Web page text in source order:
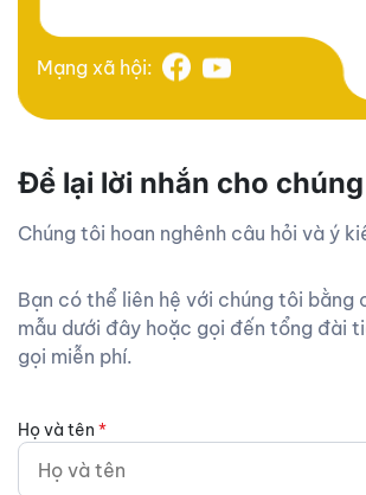
Mạng xã hội:
Để lại lời nhắn cho
Chúng tôi hoan nghênh câu hỏi và ý
Bạn có thể liên hệ với chúng tôi bằng
mẫu dưới đây hoặc gọi đến tổng đài
gọi miễn phí.
Họ và tên *